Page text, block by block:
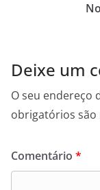
Deixe um
O seu endereço
obrigatórios são
Comentário *